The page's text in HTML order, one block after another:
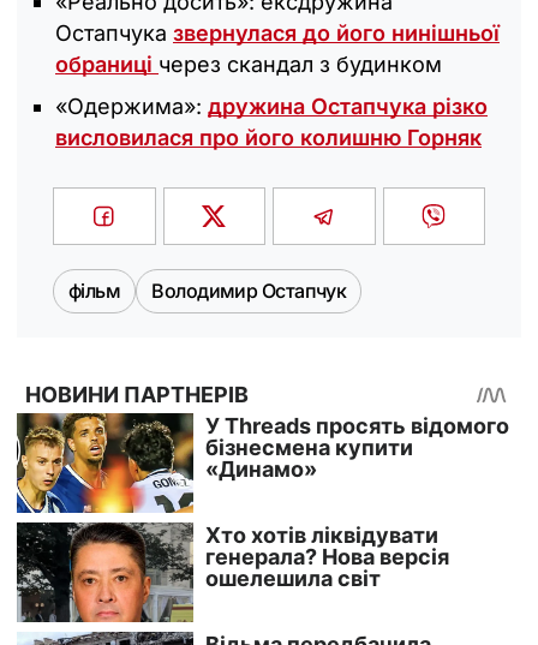
Остапчука звернулася до його нинішньої
обраниці через скандал з будинком
«Одержима»: дружина Остапчука різко
висловилася про його колишню Горняк
фільм Володимир Остапчук